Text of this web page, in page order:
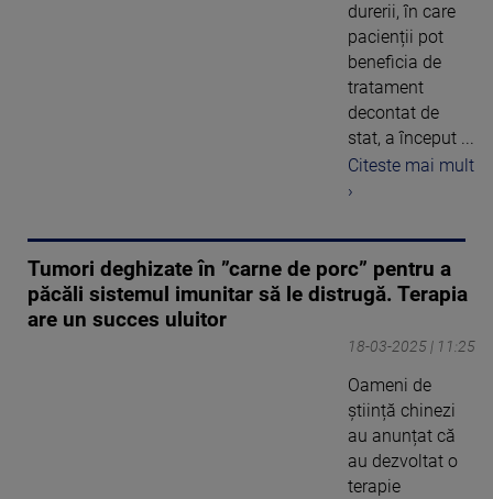
durerii, în care
pacienții pot
beneficia de
tratament
decontat de
stat, a început ...
Citeste mai mult
›
Tumori deghizate în ”carne de porc” pentru a
păcăli sistemul imunitar să le distrugă. Terapia
are un succes uluitor
18-03-2025 | 11:25
Oameni de
știință chinezi
au anunțat că
au dezvoltat o
terapie